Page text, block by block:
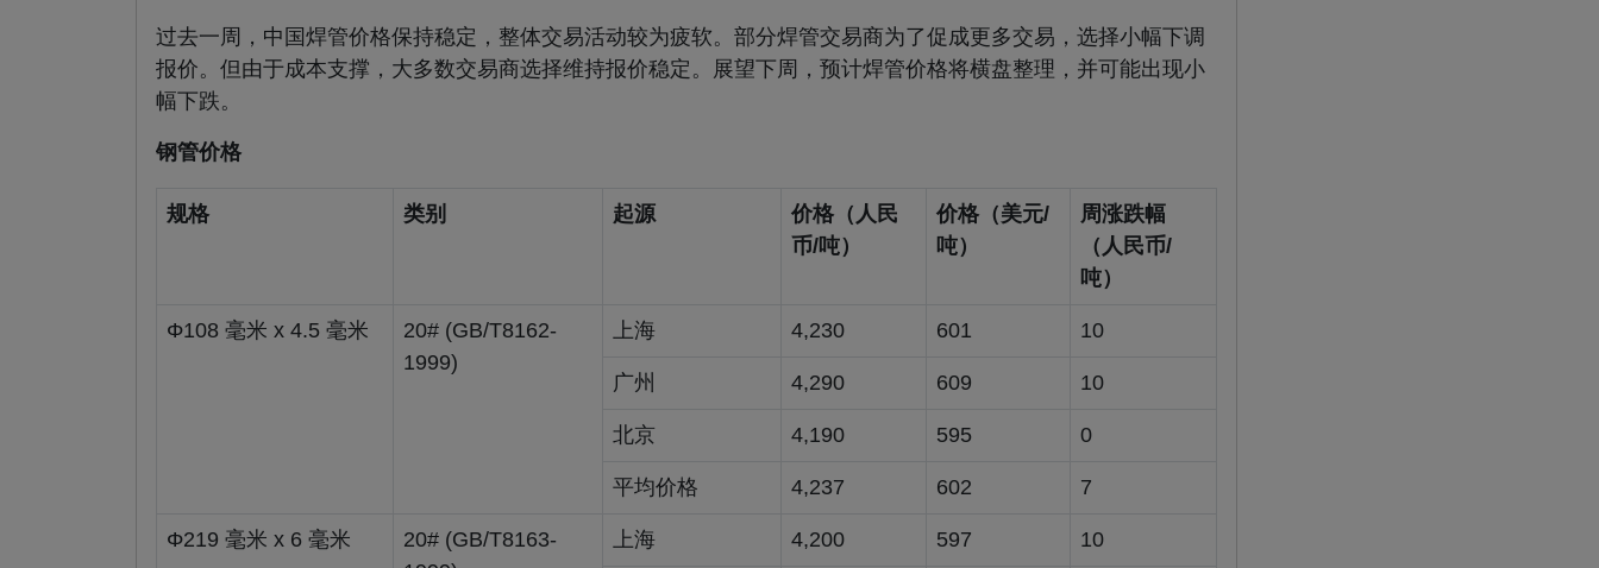
过去一周，中国焊管价格保持稳定，整体交易活动较为疲软。部分焊管交易商为了促成更多交易，选择小幅下调
报价。但由于成本支撑，大多数交易商选择维持报价稳定。展望下周，预计焊管价格将横盘整理，并可能出现小
幅下跌。
钢管价格
规格 类别 起源
价格（人民
币/吨）
价格（美元/
吨）
周涨跌幅
（人民币/
吨）
Φ108 毫米 x 4.5 毫米
20# (GB/T8162-
1999)
上海 4,230 601 10
广州 4,290 609 10
北京 4,190 595 0
平均价格 4,237 602 7
Φ219 毫米 x 6 毫米
20# (GB/T8163-
上海 4,200 597 10